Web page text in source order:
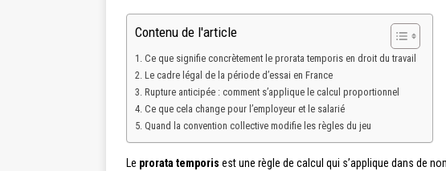
Contenu de l'article
Ce que signifie concrètement le prorata temporis en droit du travail
Le cadre légal de la période d’essai en France
Rupture anticipée : comment s’applique le calcul proportionnel
Ce que cela change pour l’employeur et le salarié
Quand la convention collective modifie les règles du jeu
Le prorata temporis est une règle de calcul qui s’applique dans de